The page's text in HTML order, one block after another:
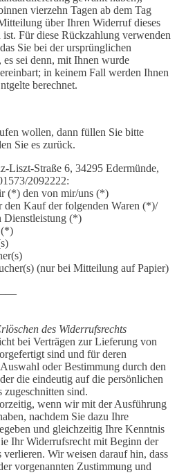
vierzehn Tagen ab dem Tag
über Ihren Widerruf dieses
ist. Für diese Rückzahlung verwenden
Sie bei der ursprünglichen
es sei denn, mit Ihnen wurde
in keinem Fall werden Ihnen
berechnet.
wollen, dann füllen Sie bitte
Sie es zurück.
Liszt-Straße 6, 34295 Edermünde,
2092222:
(*) den von mir/uns (*)
den Kauf der folgenden Waren (*)/
Dienstleistung (*)
(*)
(nur bei Mitteilung auf Papier)
des Widerrufsrechts
bei Verträgen zur Lieferung von
sind und für deren
oder Bestimmung durch den
die eindeutig auf die persönlichen
zugeschnitten sind.
wenn wir mit der Ausführung
nachdem Sie dazu Ihre
und gleichzeitig Ihre Kenntnis
Ihr Widerrufsrecht mit Beginn der
verlieren. Wir weisen darauf hin, dass
vorgenannten Zustimmung und